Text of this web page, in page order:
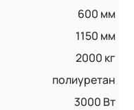
600 мм
1150 мм
2000 кг
полиуретан
3000 Вт